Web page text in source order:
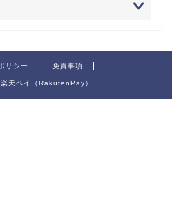
リシー 免責事項
天ペイ（RakutenPay）